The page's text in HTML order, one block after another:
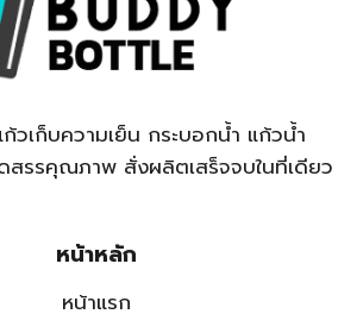
วเก็บความเย็น กระบอกน้ำ แก้วน้ำ
สรรคุณภาพ สั่งผลิตเสร็จจบในที่เดียว
หน้าหลัก
หน้าแรก